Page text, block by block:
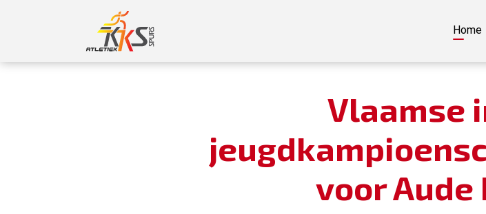
Home
Vlaamse
voor Aude